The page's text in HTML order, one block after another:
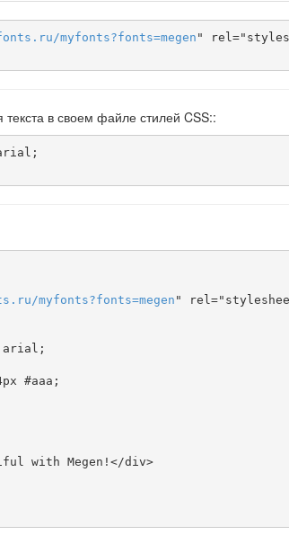
. ru /myfonts?fonts=megen "
в своем файле стилей CSS::
. ru /myfonts?fonts=megen "
arial;
#aaa;